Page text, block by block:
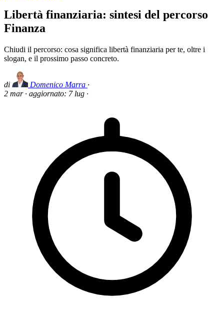
Libertà finanziaria: sintesi del percorso
Finanza
Chiudi il percorso: cosa significa libertà finanziaria per te, oltre i
slogan, e il prossimo passo concreto.
di Domenico Marra ·
2 mar · aggiornato: 7 lug ·